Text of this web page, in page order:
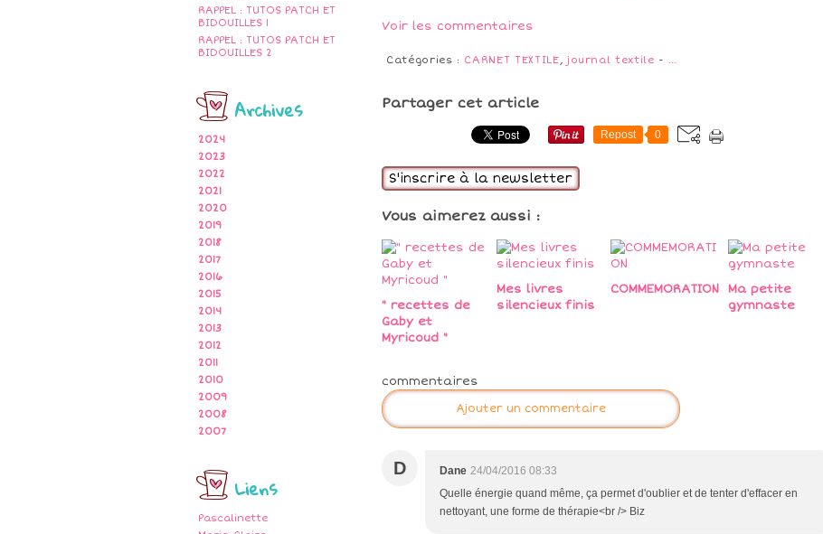
RAPPEL : TUTOS PATCH ET
BIDOUILLES 1
RAPPEL : TUTOS PATCH ET
BIDOUILLES 2
Archives
2024
2023
2022
2021
2020
2019
2018
2017
2016
2015
2014
2013
2012
2011
2010
2009
2008
2007
Liens
Pascalinette
Voir les commentaires
Catégories : CARNET TEXTILE, journal textile - …
Partager cet article
Repost 0
S'inscrire à la newsletter
Vous aimerez aussi :
" recettes de
Gaby et
Myricoud "
Mes livres
silencieux finis
COMMEMORATION
Ma petite
gymnaste
commentaires
Ajouter un commentaire
D Dane 24/04/2016 08:33
Quelle énergie quand même, ça permet d'oublier et de tenter d'effacer en
nettoyant, une forme de thérapie<br /> Biz